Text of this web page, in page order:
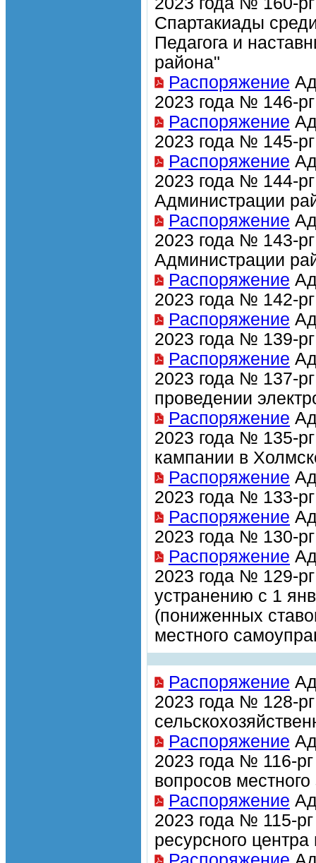
Спартакиады
Педагога и
района"
Распоряжение
2023 года № 146-
Распоряжение
2023 года № 145-
Распоряжение
2023 года № 144-
Администрации
Распоряжение
2023 года № 143-
Администрации
Распоряжение
2023 года № 142-
Распоряжение
2023 года № 139-
Распоряжение
2023 года № 137-
проведении
Распоряжение
2023 года № 135-
кампании в
Распоряжение
2023 года № 133-
Распоряжение
2023 года № 130-
Распоряжение
2023 года № 129-
устранению с 1
(пониженных
местного
Распоряжение
2023 года № 128-
Распоряжение
2023 года № 116-
вопросов
Распоряжение
2023 года № 115-
ресурсного